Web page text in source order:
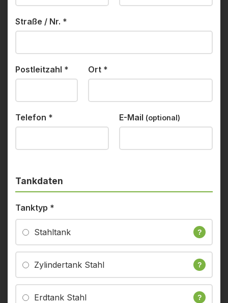
Straße / Nr. *
Postleitzahl * Ort *
Telefon * E-Mail (optional)
Tankdaten
Tanktyp *
Stahltank ?
Zylindertank Stahl ?
Erdtank Stahl ?